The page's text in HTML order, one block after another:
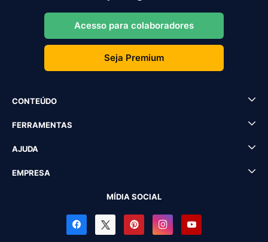
Acesso para colaboradores
Seja Premium
CONTEÚDO
FERRAMENTAS
AJUDA
EMPRESA
MÍDIA SOCIAL